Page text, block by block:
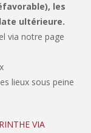
les
ultérieure.
via notre page
lieux sous peine
VIA